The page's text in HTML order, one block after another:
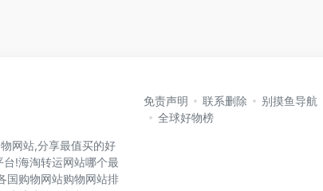
网站,分享最值买的好
!海淘转运网站哪个最
国购物网站购物网站排
免责声明 联系删除 别摸鱼导航
全球好物榜